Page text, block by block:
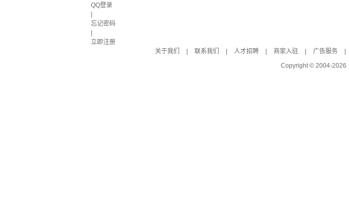
QQ登录
忘记密码
立即注册
关于我们
联系我们 人才招聘 商家入驻 广告服务
Copyright © 2004-2026